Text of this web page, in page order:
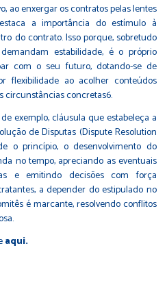
ao enxergar os contratos pelas lentes
a importância do estímulo à
do contrato. Isso porque, sobretudo
estabilidade, é o próprio
com o seu futuro, dotando-se de
flexibilidade ao acolher conteúdos
circunstâncias concretas6.
exemplo, cláusula que estabeleça a
de Disputas (Dispute Resolution
o princípio, o desenvolvimento do
no tempo, apreciando as eventuais
e emitindo decisões com força
a depender do estipulado no
é marcante, resolvendo conflitos
aqui.